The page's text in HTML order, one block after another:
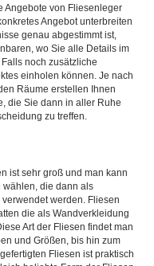
Angebote von Fliesenleger
Angebot unterbreiten
genau abgestimmt ist,
wo Sie alle Details im
noch zusätzliche
einholen können. Je nach
Räume erstellen Ihnen
die Sie dann in aller Ruhe
zu treffen.
ist sehr groß und man kann
wählen, die dann als
werden. Fliesen
die als Wandverkleidung
Art der Fliesen findet man
und Größen, bis hin zum
Fliesen ist praktisch